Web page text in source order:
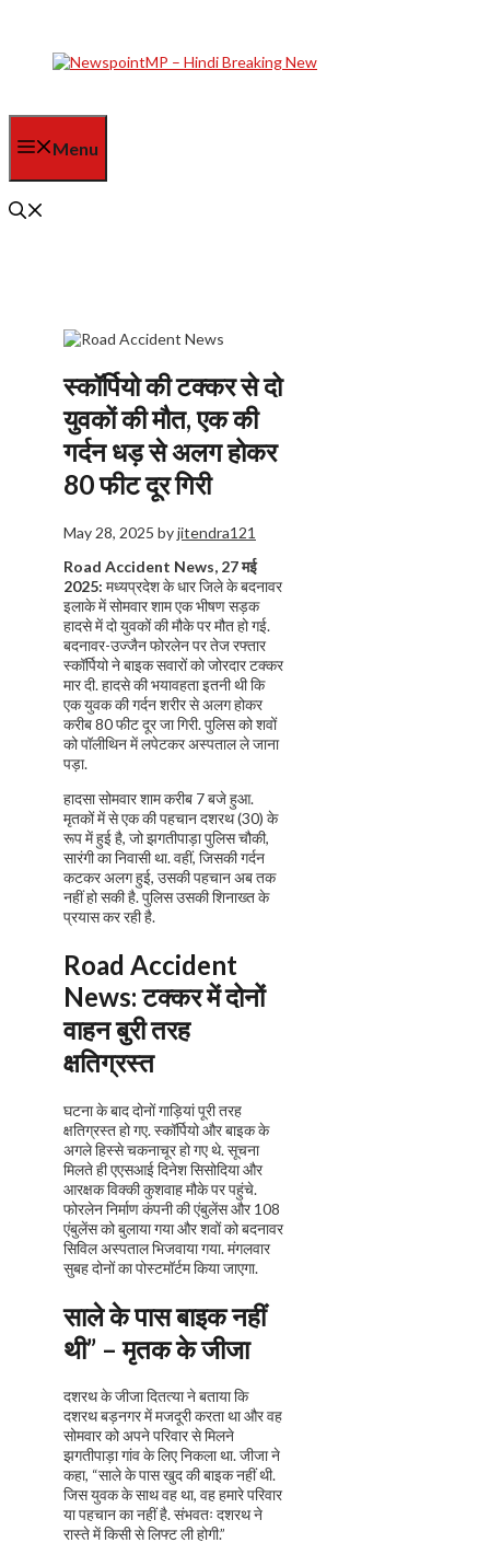
content
Menu
स्कॉर्पियो की टक्कर से दो
युवकों की मौत, एक की
गर्दन धड़ से अलग होकर
80 फीट दूर गिरी
May 28, 2025 byjitendra121
Road Accident News, 27 मई
2025: मध्यप्रदेश के धार जिले के बदनावर
इलाके में सोमवार शाम एक भीषण सड़क
हादसे में दो युवकों की मौके पर मौत हो गई.
बदनावर-उज्जैन फोरलेन पर तेज रफ्तार
स्कॉर्पियो ने बाइक सवारों को जोरदार टक्कर
मार दी. हादसे की भयावहता इतनी थी कि
एक युवक की गर्दन शरीर से अलग होकर
करीब 80 फीट दूर जा गिरी. पुलिस को शवों
को पॉलीथिन में लपेटकर अस्पताल ले जाना
पड़ा.
हादसा सोमवार शाम करीब 7 बजे हुआ.
मृतकों में से एक की पहचान दशरथ (30) के
रूप में हुई है, जो झगतीपाड़ा पुलिस चौकी,
सारंगी का निवासी था. वहीं, जिसकी गर्दन
कटकर अलग हुई, उसकी पहचान अब तक
नहीं हो सकी है. पुलिस उसकी शिनाख्त के
प्रयास कर रही है.
Road Accident
News:टक्कर में दोनों
वाहन बुरी तरह
क्षतिग्रस्त
घटना के बाद दोनों गाड़ियां पूरी तरह
क्षतिग्रस्त हो गए. स्कॉर्पियो और बाइक के
अगले हिस्से चकनाचूर हो गए थे. सूचना
मिलते ही एएसआई दिनेश सिसोदिया और
आरक्षक विक्की कुशवाह मौके पर पहुंचे.
फोरलेन निर्माण कंपनी की एंबुलेंस और 108
एंबुलेंस को बुलाया गया और शवों को बदनावर
सिविल अस्पताल भिजवाया गया. मंगलवार
सुबह दोनों का पोस्टमॉर्टम किया जाएगा.
साले के पास बाइक नहीं
थी” – मृतक के जीजा
दशरथ के जीजा दितत्या ने बताया कि
दशरथ बड़नगर में मजदूरी करता था और वह
सोमवार को अपने परिवार से मिलने
झगतीपाड़ा गांव के लिए निकला था. जीजा ने
कहा, “साले के पास खुद की बाइक नहीं थी.
जिस युवक के साथ वह था, वह हमारे परिवार
या पहचान का नहीं है. संभवतः दशरथ ने
रास्ते में किसी से लिफ्ट ली होगी.”